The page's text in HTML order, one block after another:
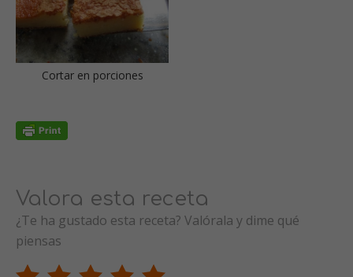
Cortar en porciones
Valora esta receta
¿Te ha gustado esta receta? Valórala y dime qué
piensas